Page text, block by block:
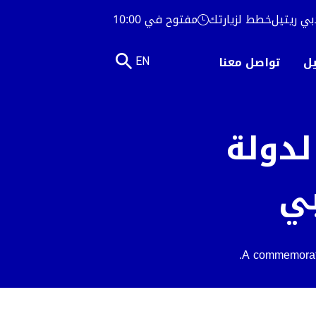
ريتيلخطط لزيارتك مفتوح في 10:00
تواصل معنا EN